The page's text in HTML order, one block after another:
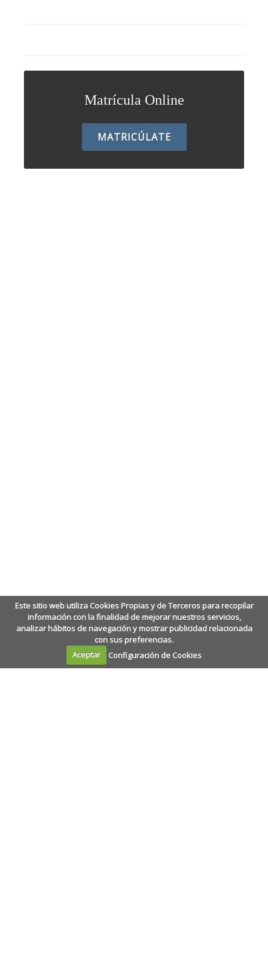
Matrícula Online
MATRICÚLATE
Este sitio web utiliza Cookies Propias y de Terceros para recopilar
información con la finalidad de mejorar nuestros servicios,
analizar hábitos de navegación y mostrar publicidad relacionada
con sus preferencias.
Aceptar
Configuración de Cookies